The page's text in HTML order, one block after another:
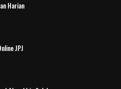
Harian
JPJ